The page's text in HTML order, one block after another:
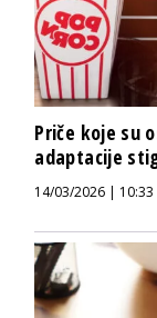
Priče koje su
adaptacije
14/03/2026 | 10:33